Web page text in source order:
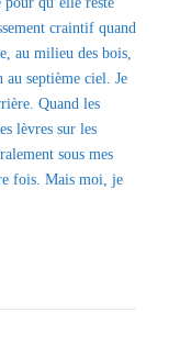
craintif quand
au milieu des bois,
septième ciel. Je
Quand les
lèvres sur les
sous mes
fois. Mais moi, je